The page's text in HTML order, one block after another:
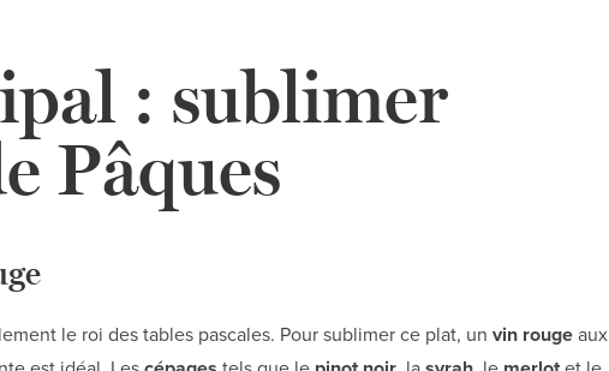
: sublimer
Pâques
le roi des tables pascales. Pour sublimer ce plat, un vin rouge aux